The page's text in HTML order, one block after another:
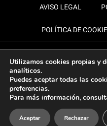
AVISO LEGAL
POLÍTICA DE
Utilizamos cookies propias y
analíticos.
Puedes aceptar todas las
preferencias.
Para más información,
Aceptar Rechazar